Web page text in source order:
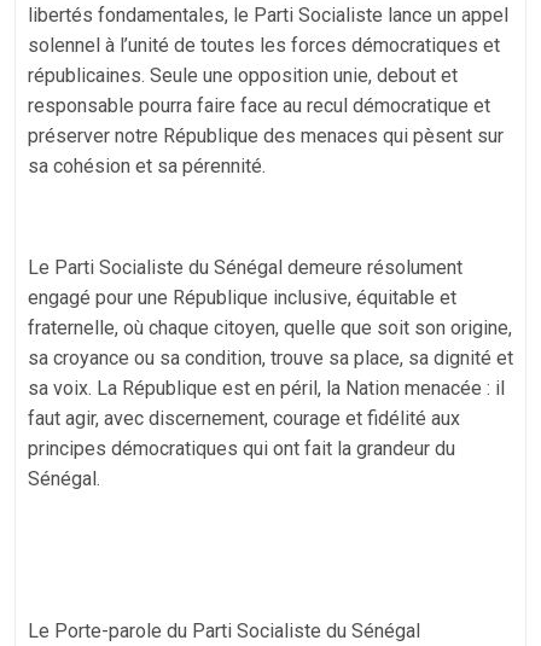
libertés fondamentales, le Parti Socialiste lance un appel
solennel à l’unité de toutes les forces démocratiques et
républicaines. Seule une opposition unie, debout et
responsable pourra faire face au recul démocratique et
préserver notre République des menaces qui pèsent sur
sa cohésion et sa pérennité.
Le Parti Socialiste du Sénégal demeure résolument
engagé pour une République inclusive, équitable et
fraternelle, où chaque citoyen, quelle que soit son origine,
sa croyance ou sa condition, trouve sa place, sa dignité et
sa voix. La République est en péril, la Nation menacée : il
faut agir, avec discernement, courage et fidélité aux
principes démocratiques qui ont fait la grandeur du
Sénégal.
Le Porte-parole du Parti Socialiste du Sénégal